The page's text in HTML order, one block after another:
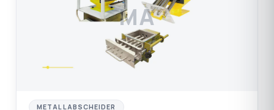
MA
METALLABSCHEIDER